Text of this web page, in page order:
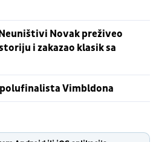
Neuništivi Novak preživeo
i zakazao klasik sa
Vimbldona